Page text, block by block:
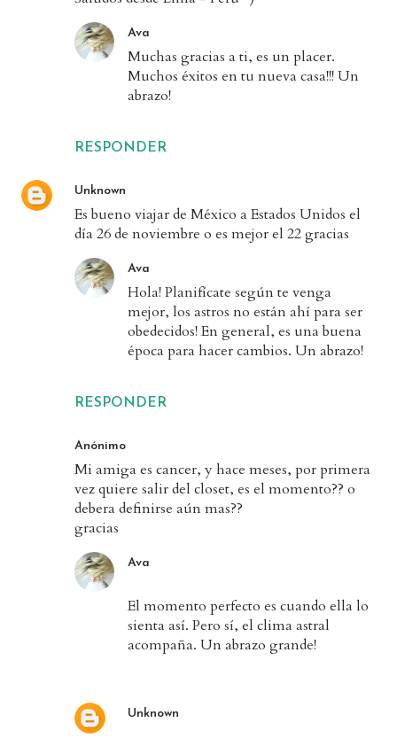
RESPONDER
Ava
Muchas gracias a ti, es un placer.
Muchos éxitos en tu nueva casa!!! Un
abrazo!
Unknown
Es bueno viajar de México a Estados Unidos el
día 26 de noviembre o es mejor el 22 gracias
RESPONDER
Ava
Hola! Planifícate según te venga
mejor, los astros no están ahí para ser
obedecidos! En general, es una buena
época para hacer cambios. Un abrazo!
Anónimo
Mi amiga es cancer, y hace meses, por primera
vez quiere salir del closet, es el momento?? o
debera definirse aún mas??
gracias
Ava
El momento perfecto es cuando ella lo
sienta así. Pero sí, el clima astral
acompaña. Un abrazo grande!
Unknown